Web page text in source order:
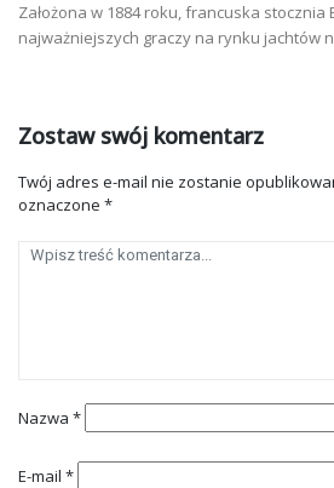
Założona w 1884 roku, francuska
najważniejszych graczy na rynku jachtów
Zostaw swój komentarz
Twój adres e-mail nie zostanie
oznaczone *
Nazwa *
E-mail *